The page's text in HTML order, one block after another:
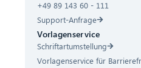
+49 89 143 60 - 111
Support-Anfrage
Vorlagenservice
Schriftartumstellung
Vorlagenservice für